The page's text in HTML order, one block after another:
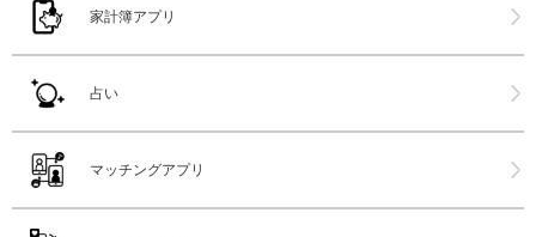
家計簿アプリ
占い
マッチングアプリ